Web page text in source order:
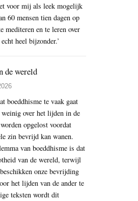
voor mij als leek mogelijk
60 mensen tien dagen op
mediteren en te leren over
heel bijzonder.’
de wereld
boeddhisme te vaak gaat
weinig over het lijden in de
opgelost voordat
zin bevrijd kan wanen.
van boeddhisme is dat
van de wereld, terwijl
onze bevrijding
het lijden van de ander te
teksten wordt dit